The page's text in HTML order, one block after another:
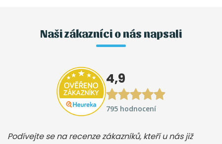
Naši zákazníci o nás napsali
4,9
795 hodnocení
Podívejte se na recenze zákazníků, kteří u nás již